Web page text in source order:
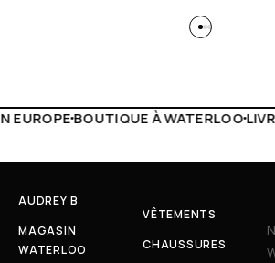
LIVRAISON GRATUITE À
AUDREY B
MAGASIN
WATERLOO
VÊTEMENTS
CHAUSSURES